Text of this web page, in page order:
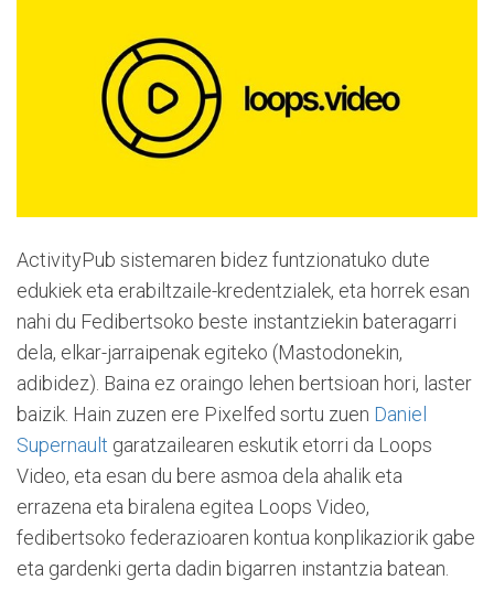
ActivityPub sistemaren bidez funtzionatuko dute
edukiek eta erabiltzaile-kredentzialek, eta horrek esan
nahi du Fedibertsoko beste instantziekin bateragarri
dela, elkar-jarraipenak egiteko (Mastodonekin,
adibidez). Baina ez oraingo lehen bertsioan hori, laster
baizik. Hain zuzen ere Pixelfed sortu zuen Daniel
Supernault garatzailearen eskutik etorri da Loops
Video, eta esan du bere asmoa dela ahalik eta
errazena eta biralena egitea Loops Video,
fedibertsoko federazioaren kontua konplikaziorik gabe
eta gardenki gerta dadin bigarren instantzia batean.